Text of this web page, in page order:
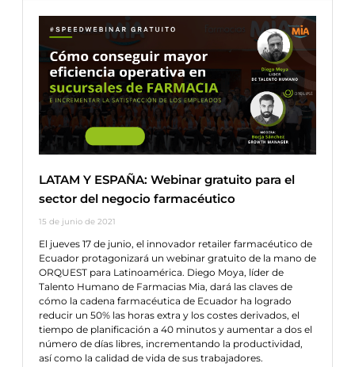
LATAM Y ESPAÑA: Webinar gratuito para el
sector del negocio farmacéutico
15 de junio de 2021
El jueves 17 de junio, el innovador retailer farmacéutico de
Ecuador protagonizará un webinar gratuito de la mano de
ORQUEST para Latinoamérica. Diego Moya, líder de
Talento Humano de Farmacias Mia, dará las claves de
cómo la cadena farmacéutica de Ecuador ha logrado
reducir un 50% las horas extra y los costes derivados, el
tiempo de planificación a 40 minutos y aumentar a dos el
número de días libres, incrementando la productividad,
así como la calidad de vida de sus trabajadores.